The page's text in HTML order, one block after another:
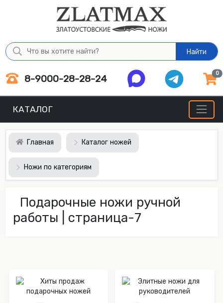
Найти
8-9000-28-28-24 0
КАТАЛОГ
Главная Каталог ножей
Ножи по категориям
Подарочные ножи ручной
работы | страница-7